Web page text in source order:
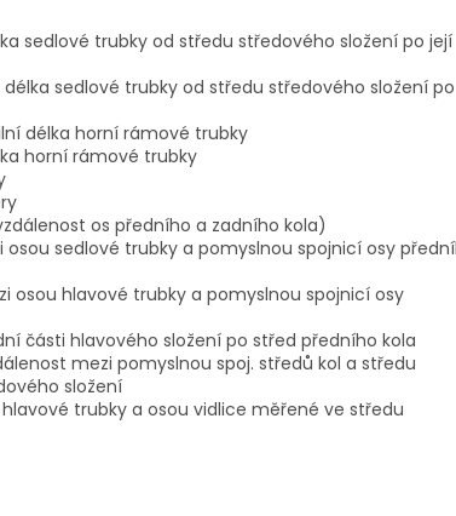
sedlové trubky od středu středového složení po její
sedlové trubky od středu středového složení po
délka horní rámové trubky
horní rámové trubky
os předního a zadního kola)
sedlové trubky a pomyslnou spojnicí osy
osou hlavové trubky a pomyslnou spojnicí osy
části hlavového složení po střed předního kola
mezi pomyslnou spoj. středů kol a středu
složení
trubky a osou vidlice měřené ve středu